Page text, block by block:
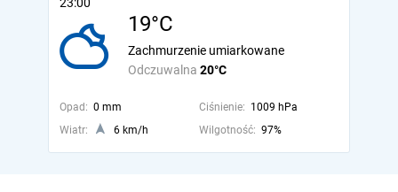
19°C
Odczuwalna 20°C
Zachmurzenie umiarkowane
Opad: 0 mm Ciśnienie: 1009 hPa
Wiatr:
6 km/h Wilgotność: 97%